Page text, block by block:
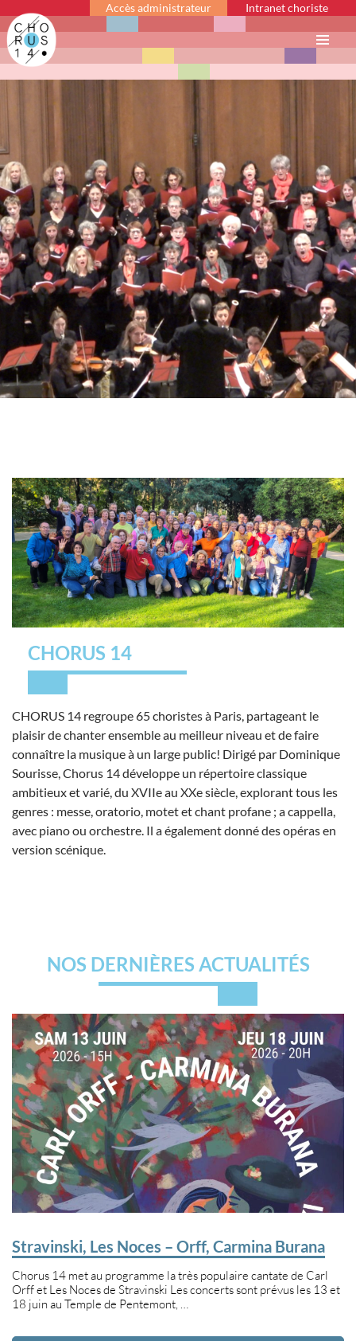
Accès administrateur Intranet choriste
CHORUS 14
CHORUS 14 regroupe 65 choristes à Paris, partageant le
plaisir de chanter ensemble au meilleur niveau et de faire
connaître la musique à un large public! Dirigé par Dominique
Sourisse, Chorus 14 développe un répertoire classique
ambitieux et varié, du XVIIe au XXe siècle, explorant tous les
genres : messe, oratorio, motet et chant profane ; a cappella,
avec piano ou orchestre. Il a également donné des opéras en
version scénique.
NOS DERNIÈRES ACTUALITÉS
Stravinski, Les Noces – Orff, Carmina Burana
Chorus 14 met au programme la très populaire cantate de Carl
Orff et Les Noces de Stravinski Les concerts sont prévus les 13 et
18 juin au Temple de Pentemont, …